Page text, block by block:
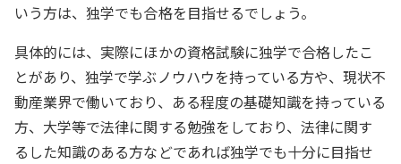
いう方は、独学でも合格を目指せるでしょう。
具体的には、実際にほかの資格試験に独学で合格したこ
とがあり、独学で学ぶノウハウを持っている方や、現状不
動産業界で働いており、ある程度の基礎知識を持っている
方、大学等で法律に関する勉強をしており、法律に関す
るした知識のある方などであれば独学でも十分に目指せ